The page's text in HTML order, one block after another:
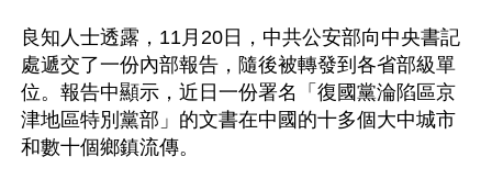
良知人士透露，11月20日，中共公安部向中央書記
處遞交了一份內部報告，隨後被轉發到各省部級單
位。報告中顯示，近日一份署名「復國黨淪陷區京
津地區特別黨部」的文書在中國的十多個大中城市
和數十個鄉鎮流傳。